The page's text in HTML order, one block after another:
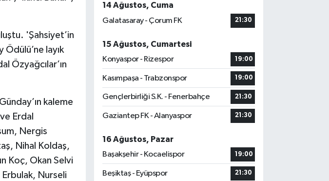
'Şahsiyet’in
layık
Özyağcılar’ın
kaleme
Erdal
Nergis
Nihal Koldaş,
Koç, Okan Selvi
Nurseli
14 Ağustos, Cuma
Galatasaray - Çorum FK
21:30
15 Ağustos, Cumartesi
Konyaspor - Rizespor
19:00
Kasımpaşa - Trabzonspor 19:00
Gençlerbirliği S.K. - Fenerbahçe 21:30
Gaziantep FK - Alanyaspor 21:30
16 Ağustos, Pazar
Başakşehir - Kocaelispor
19:00
Beşiktaş - Eyüpspor 21:30